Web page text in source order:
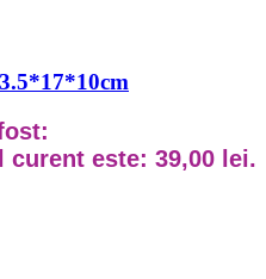
curent este: 39,00 lei.